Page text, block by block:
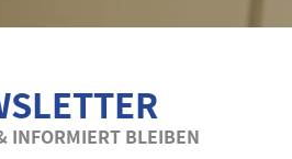
INFORMIERT BLEIBEN